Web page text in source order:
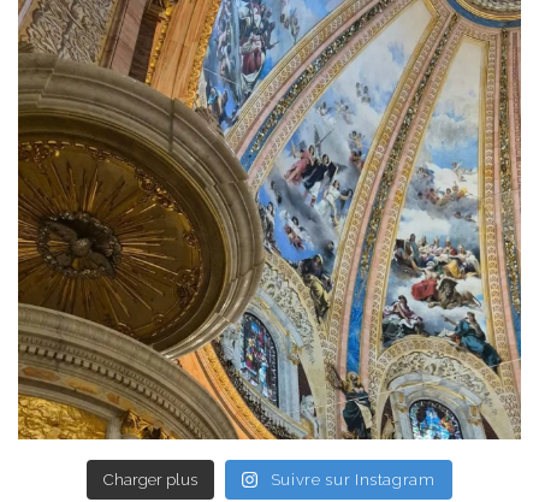
Charger plus Suivre sur Instagram